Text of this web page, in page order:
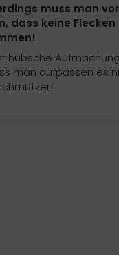
muss man
dass keine
hübsche
man aufpassen es